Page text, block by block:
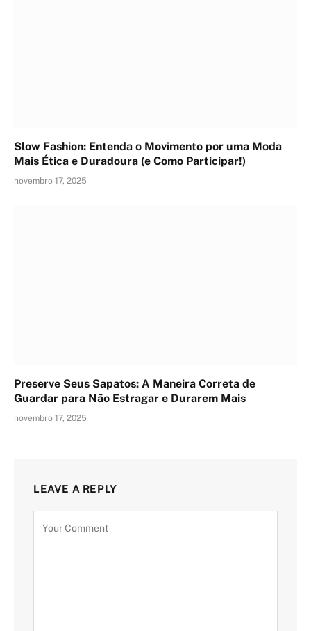
Slow Fashion: Entenda o Movimento por uma Moda
Mais Ética e Duradoura (e Como Participar!)
novembro 17, 2025
Preserve Seus Sapatos: A Maneira Correta de
Guardar para Não Estragar e Durarem Mais
novembro 17, 2025
LEAVE A REPLY